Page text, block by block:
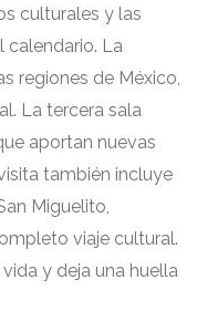
culturales y las
calendario. La
regiones de México,
La tercera sala
aportan nuevas
también incluye
Miguelito,
viaje cultural.
y deja una huella